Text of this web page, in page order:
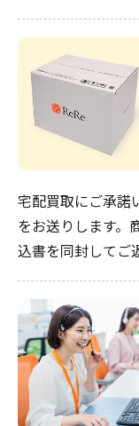
宅配買取にご承諾
をお送りします。
込書を同封してご